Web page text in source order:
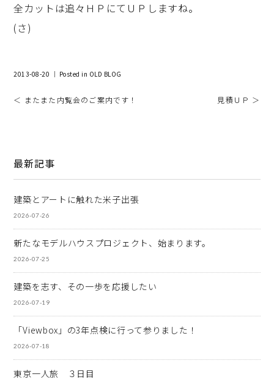
全カットは追々ＨＰにてＵＰしますね。
(さ)
2013-08-20 ｜ Posted in OLD BLOG
＜ またまた内覧会のご案内です！ 見積ＵＰ ＞
最新記事
建築とアートに触れた米子出張
2026-07-26
新たなモデルハウスプロジェクト、始まります。
2026-07-25
建築を志す、その一歩を応援したい
2026-07-19
「Viewbox」の3年点検に行って参りました！
2026-07-18
東京一人旅 ３日目